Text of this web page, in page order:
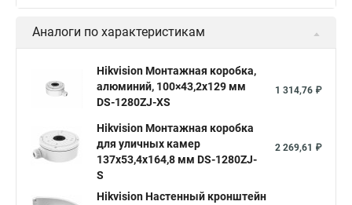
Аналоги по характеристикам
Hikvision Монтажная коробка,
алюминий, 100×43,2x129 мм
DS-1280ZJ-XS
1 314,76 ₽
Hikvision Монтажная коробка
для уличных камер
137x53,4x164,8 мм DS-1280ZJ-
S
2 269,61 ₽
Hikvision Настенный кронштейн